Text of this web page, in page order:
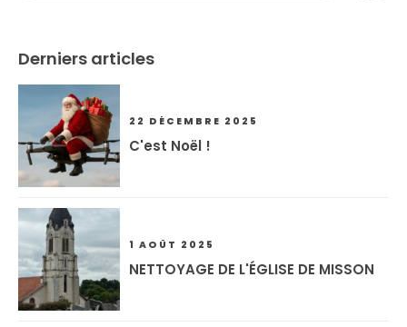
Derniers articles
22 DÉCEMBRE 2025
C'est Noël !
1 AOÛT 2025
NETTOYAGE DE L'ÉGLISE DE MISSON